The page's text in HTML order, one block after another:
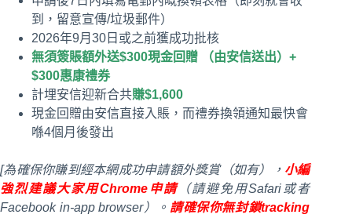
到，留意宣傳/垃圾郵件）
2026年9月30日或之前獲成功批核
無須簽賬額外送$300現金回贈 （由安信送出）+
$300惠康禮券
計埋安信迎新合共賺$1,600
現金回贈由安信直接入賬，而禮券換領通知最快會
喺4個月後發出
[為確保你賺到經本網成功申請額外獎賞（如有）， 小編
強烈建議大家用Chrome申請（請避免用Safari或者
Facebook in-app browser）。 請確保你無封鎖tracking